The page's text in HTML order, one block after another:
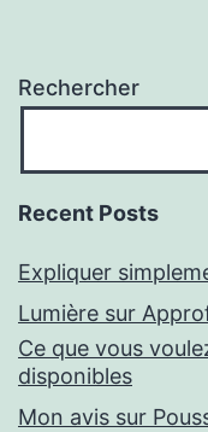
Rechercher
Recent Posts
Expliquer
Lumière sur
Ce que vous
disponibles
Mon avis sur